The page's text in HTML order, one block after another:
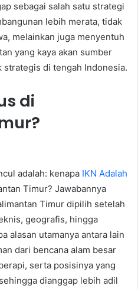
sebagai salah satu strategi
lebih merata, tidak
melainkan juga menyentuh
yang kaya akan sumber
strategis di tengah Indonesia.
di
adalah: kenapa IKN Adalah
Timur? Jawabannya
Timur dipilih setelah
geografis, hingga
alasan utamanya antara lain
dari bencana alam besar
serta posisinya yang
dianggap lebih adil